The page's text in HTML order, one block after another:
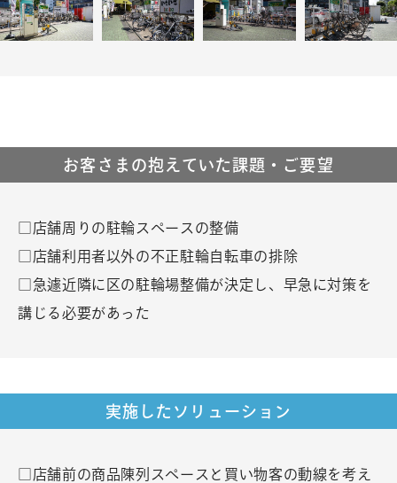
お客さまの抱えていた課題・ご要望
□店舗周りの駐輪スペースの整備
□店舗利用者以外の不正駐輪自転車の排除
□急遽近隣に区の駐輪場整備が決定し、早急に対策を
講じる必要があった
実施したソリューション
□店舗前の商品陳列スペースと買い物客の動線を考え